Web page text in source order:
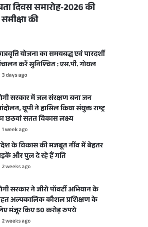
दिवस समारोह-2026 की
की
योजना का समयबद्ध एवं पारदर्शी
करें सुनिश्चित : एस.पी. गोयल
3 days ago
सरकार में जल संरक्षण बना जन
यूपी ने हासिल किया संयुक्त राष्ट्र
छठवां सतत विकास लक्ष्य
1 week ago
के विकास की मजबूत नींव में बेहतर
और पुल दे रहे हैं गति
2 weeks ago
सरकार ने जीरो पॉवर्टी अभियान के
अल्पकालिक कौशल प्रशिक्षण के
मंजूर किए 50 करोड़ रुपये
2 weeks ago